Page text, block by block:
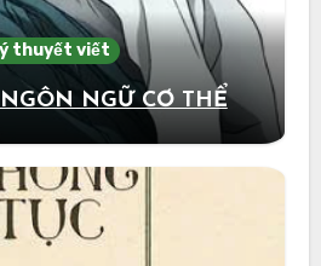
thuyết viết
NGỮ CƠ THỂ